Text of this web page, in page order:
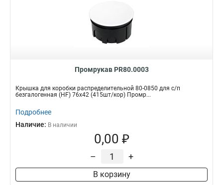
Промрукав PR80.0003
Крышка для коробки распределительной 80-0850 для с/п
безгалогенная (HF) 76х42 (415шт/кор) Промр...
Подробнее
Наличие: В наличии
0,00 ₽
– +
В корзину